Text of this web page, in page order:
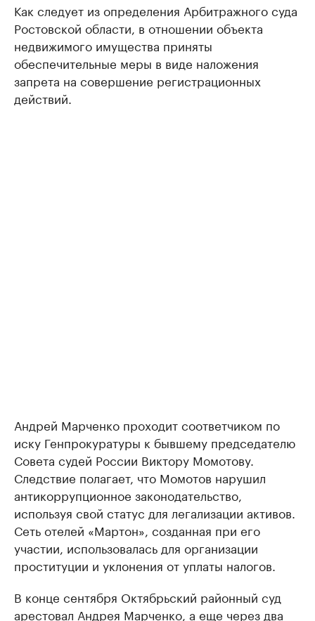
Как следует из определения Арбитражного суда
Ростовской области, в отношении объекта
недвижимого имущества приняты
обеспечительные меры в виде наложения
запрета на совершение регистрационных
действий.
Андрей Марченко проходит соответчиком по
иску Генпрокуратуры к бывшему председателю
Совета судей России Виктору Момотову.
Следствие полагает, что Момотов нарушил
антикоррупционное законодательство,
используя свой статус для легализации активов.
Сеть отелей «Мартон», созданная при его
участии, использовалась для организации
проституции и уклонения от уплаты налогов.
В конце сентября Октябрьский районный суд
арестовал Андрея Марченко, а еще через два